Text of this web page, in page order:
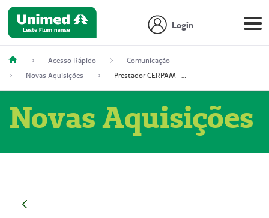
Login
Acesso Rápido
Comunicação
Novas Aquisições
Prestador CERPAM – Centro de Reabilitação S/S Ltda-ME (52004274-8)
Novas Aquisições